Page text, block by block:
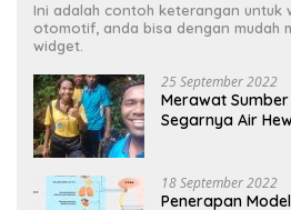
Ini adalah contoh keterangan untuk
otomotif, anda bisa dengan mudah
widget.
25 September 2022
Merawat
Segarnya Air
18 September 2022
Penerapan